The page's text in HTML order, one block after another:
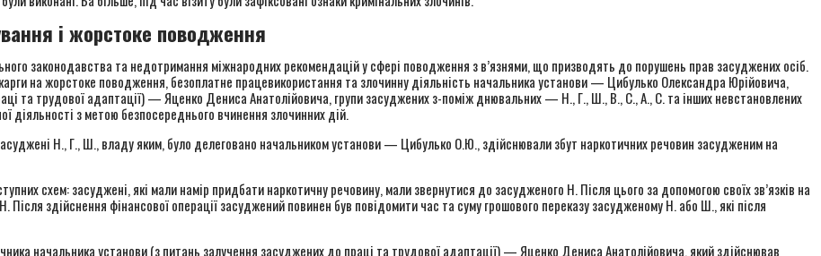
і жорстоке поводження
законодавства та недотримання міжнародних рекомендацій у сфері поводження з в’язнями, що призводять до порушень прав засуджених осіб.
на жорстоке поводження, безоплатне працевикористання та злочинну діяльність начальника установи — Цибулько Олександра Юрійовича,
та трудової адаптації) — Яценко Дениса Анатолійовича, групи засуджених з-поміж днювальних — Н., Г., Ш., В., С., А., С. та інших невстановлених
діяльності з метою безпосереднього вчинення злочинних дій.
Н., Г., Ш., владу яким, було делеговано начальником установи — Цибулько О.Ю., здійснювали збут наркотичних речовин засудженим на
схем: засуджені, які мали намір придбати наркотичну речовину, мали звернутися до засудженого Н. Після цього за допомогою своїх зв’язків на
Після здійснення фінансової операції засуджений повинен був повідомити час та суму грошового переказу засудженому Н. або Ш., які після
начальника установи (з питань залучення засуджених до праці та трудової адаптації) — Яценко Дениса Анатолійовича, який здійснював